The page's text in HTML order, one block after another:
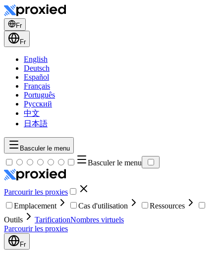
Fr
Fr
English
Deutsch
Español
Français
Português
Русский
中文
日本語
Basculer le menu
Basculer le menu
Parcourir les proxies
Emplacement
Cas d'utilisation
Ressources
Outils
TarificationNombres virtuels
Parcourir les proxies
Fr